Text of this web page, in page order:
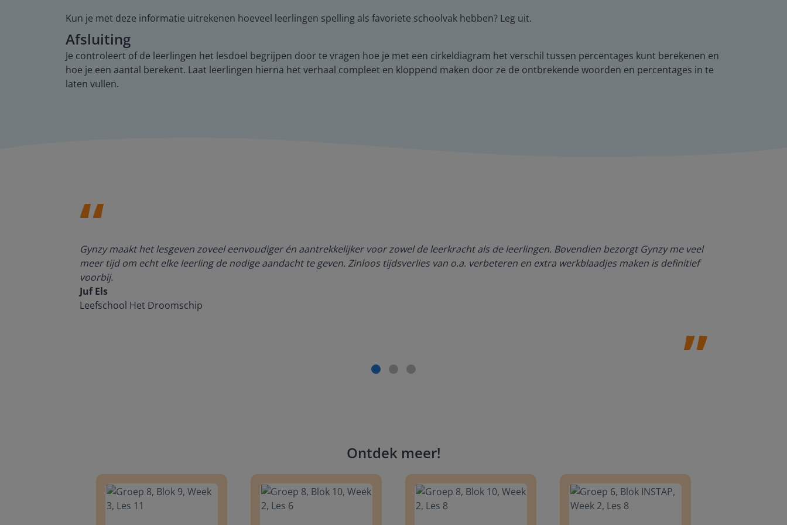
Kun je met deze informatie uitrekenen hoeveel leerlingen spelling als favoriete schoolvak hebben? Leg uit.
Afsluiting
Je controleert of de leerlingen het lesdoel begrijpen door te vragen hoe je met een cirkeldiagram het verschil tussen percentages kunt berekenen en
hoe je een aantal berekent. Laat leerlingen hierna het verhaal compleet en kloppend maken door ze de ontbrekende woorden en percentages in te
laten vullen.
Gynzy maakt het lesgeven zoveel eenvoudiger én aantrekkelijker voor zowel de leerkracht als de leerlingen. Bovendien bezorgt Gynzy me veel
meer tijd om echt elke leerling de nodige aandacht te geven. Zinloos tijdsverlies van o.a. verbeteren en extra werkblaadjes maken is definitief
voorbij.
Juf Els
Leefschool Het Droomschip
Ontdek meer!